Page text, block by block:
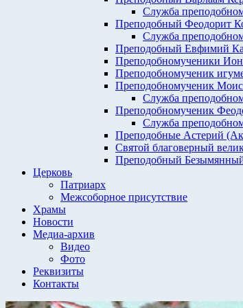
Служба
Преподобный Феодорит
Служба
Преподобный Евфимий
Преподобномученики
Преподобномученик
Преподобномученик
Служба
Преподобномученик
Служба
Преподобные Астерий
Святой благоверный
Преподобный
Церковь
Патриарх
Межсоборное присутствие
Храмы
Новости
Медиа-архив
Видео
Фото
Реквизиты
Контакты